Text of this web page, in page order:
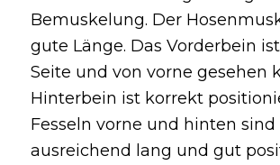
Bemuskelung. Der
gute Länge. Das Vorderbein
Seite und von vorne gesehen
Hinterbein ist korrekt
Fesseln vorne und hinten
ausreichend lang und gut